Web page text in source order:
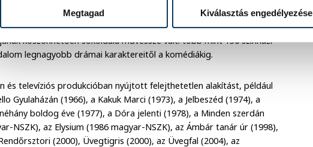
Megtagad Kiválasztás engedélyezése
játéka színpadon és vígjátékban egyaránt jól érvényesült.
köszönhetően sokoldalú művésszé vált: több mint 150 színházi
legnagyobb drámai karaktereitől a komédiákig.
és televíziós produkcióban nyújtott felejthetetlen alakítást, például
Gyulaházán (1966), a Kakuk Marci (1973), a Jelbeszéd (1974), a
boldog éve (1977), a Dóra jelenti (1978), a Minden szerdán
NSZK), az Elysium (1986 magyar-NSZK), az Ámbár tanár úr (1998),
(2000), Üvegtigris (2000), az Üvegfal (2004), az